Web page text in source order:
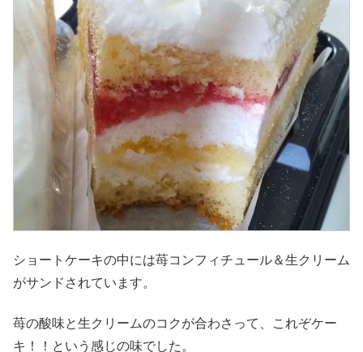
ショートケーキの中には苺コンフィチュール＆生クリーム
がサンドされています。
苺の酸味と生クリームのコクが合わさって、これぞケー
キ！！という感じの味でした。